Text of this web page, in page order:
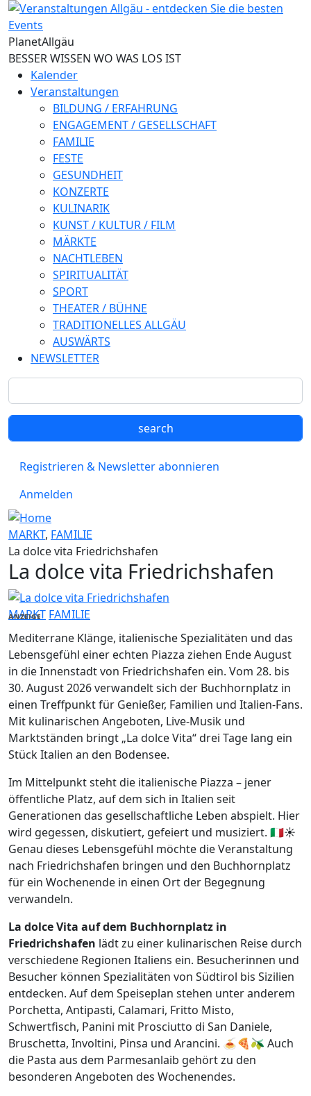
Direkt zum Inhalt
PlanetAllgäu
BESSER WISSEN WO WAS LOS IST
Kalender
Veranstaltungen
BILDUNG / ERFAHRUNG
ENGAGEMENT / GESELLSCHAFT
FAMILIE
FESTE
GESUNDHEIT
KONZERTE
KULINARIK
KUNST / KULTUR / FILM
MÄRKTE
NACHTLEBEN
SPIRITUALITÄT
SPORT
THEATER / BÜHNE
TRADITIONELLES ALLGÄU
AUSWÄRTS
NEWSLETTER
Registrieren & Newsletter abonnieren
Anmelden
MARKT, FAMILIE
La dolce vita Friedrichshafen
La dolce vita Friedrichshafen
MARKT FAMILIE
ANZEIGE
Mediterrane Klänge, italienische Spezialitäten und das
Lebensgefühl einer echten Piazza ziehen Ende August
in die Innenstadt von Friedrichshafen ein. Vom 28. bis
30. August 2026 verwandelt sich der Buchhornplatz in
einen Treffpunkt für Genießer, Familien und Italien-Fans.
Mit kulinarischen Angeboten, Live-Musik und
Marktständen bringt „La dolce Vita“ drei Tage lang ein
Stück Italien an den Bodensee.
Im Mittelpunkt steht die italienische Piazza – jener
öffentliche Platz, auf dem sich in Italien seit
Generationen das gesellschaftliche Leben abspielt. Hier
wird gegessen, diskutiert, gefeiert und musiziert. 🇮🇹☀️
Genau dieses Lebensgefühl möchte die Veranstaltung
nach Friedrichshafen bringen und den Buchhornplatz
für ein Wochenende in einen Ort der Begegnung
verwandeln.
La dolce Vita auf dem Buchhornplatz in
Friedrichshafen lädt zu einer kulinarischen Reise durch
verschiedene Regionen Italiens ein. Besucherinnen und
Besucher können Spezialitäten von Südtirol bis Sizilien
entdecken. Auf dem Speiseplan stehen unter anderem
Porchetta, Antipasti, Calamari, Fritto Misto,
Schwertfisch, Panini mit Prosciutto di San Daniele,
Bruschetta, Involtini, Pinsa und Arancini. 🍝🍕🫒 Auch
die Pasta aus dem Parmesanlaib gehört zu den
besonderen Angeboten des Wochenendes.